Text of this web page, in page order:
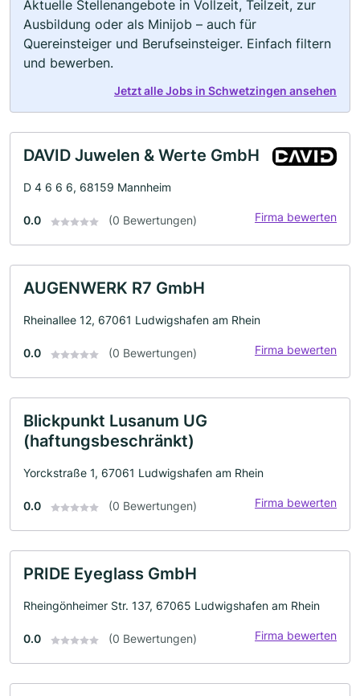
Aktuelle Stellenangebote in Vollzeit, Teilzeit, zur
Ausbildung oder als Minijob – auch für
Quereinsteiger und Berufseinsteiger. Einfach filtern
und bewerben.
Jetzt alle Jobs in Schwetzingen ansehen
DAVID Juwelen & Werte GmbH
D 4 6 6 6, 68159 Mannheim
0.0 (0 Bewertungen) Firma bewerten
AUGENWERK R7 GmbH
Rheinallee 12, 67061 Ludwigshafen am Rhein
0.0 (0 Bewertungen) Firma bewerten
Blickpunkt Lusanum UG
(haftungsbeschränkt)
Yorckstraße 1, 67061 Ludwigshafen am Rhein
0.0 (0 Bewertungen) Firma bewerten
PRIDE Eyeglass GmbH
Rheingönheimer Str. 137, 67065 Ludwigshafen am Rhein
0.0 (0 Bewertungen) Firma bewerten